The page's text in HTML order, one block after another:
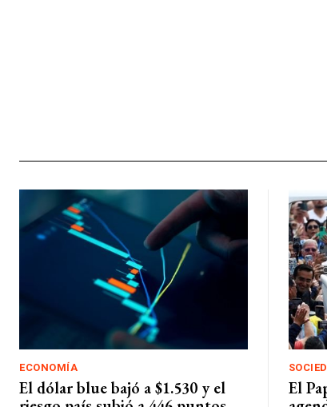
ECONOMÍA
El dólar blue bajó a $1.530 y el
El